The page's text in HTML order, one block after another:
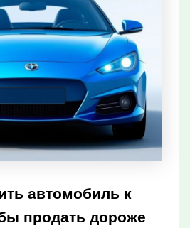
автомобиль к
продать дороже